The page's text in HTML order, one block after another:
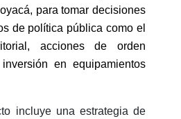
para tomar decisiones
de política pública como el
acciones de orden
en equipamientos
incluye una estrategia de